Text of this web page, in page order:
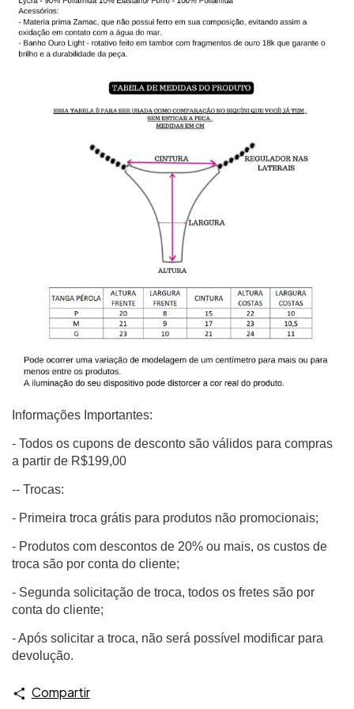
Informações Importantes:
- Todos os cupons de desconto são válidos para compras
a partir de R$199,00
-- Trocas:
- Primeira troca grátis para produtos não promocionais;
- Produtos com descontos de 20% ou mais, os custos de
troca são por conta do cliente;
- Segunda solicitação de troca, todos os fretes são por
conta do cliente;
- Após solicitar a troca, não será possível modificar para
devolução.
Compartir